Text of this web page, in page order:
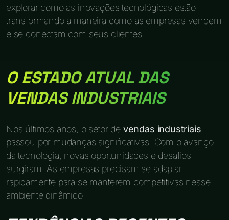
explorar como as inovações tecnológicas estão
transformando a maneira como as empresas vendem
e se conectam com seus clientes.
O ESTADO ATUAL DAS
VENDAS INDUSTRIAIS
Nos últimos anos, o setor de vendas industriais
passou por mudanças significativas. Com o avanço
da tecnologia, novas oportunidades e desafios
surgiram. As empresas precisam se adaptar
rapidamente para se manterem competitivas nesse
ambiente dinâmico.